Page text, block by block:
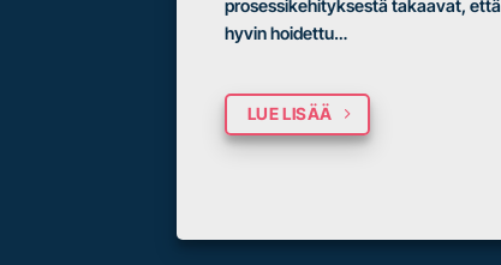
prosessikehityksestä takaavat, että
hyvin hoidettu…
LUE LISÄÄ